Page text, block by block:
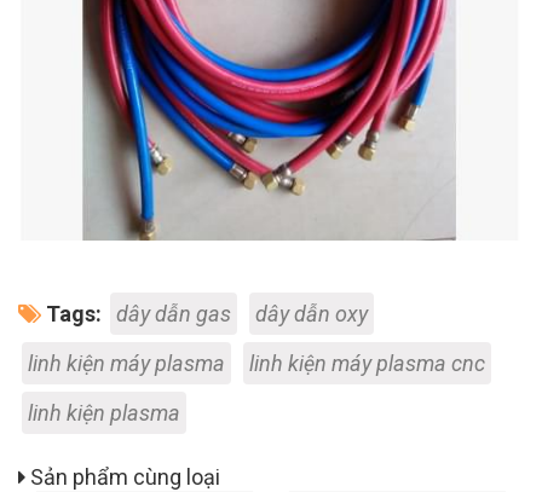
Tags: dây dẫn gas
dây dẫn oxy
linh kiện máy plasma
linh kiện máy plasma cnc
linh kiện plasma
Sản phẩm cùng loại